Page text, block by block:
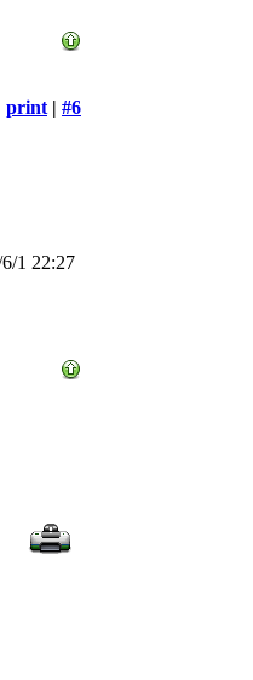
print | #6
1 22:27